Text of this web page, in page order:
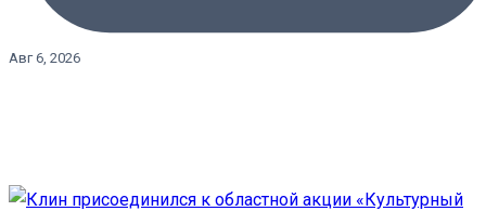
Авг 6, 2026